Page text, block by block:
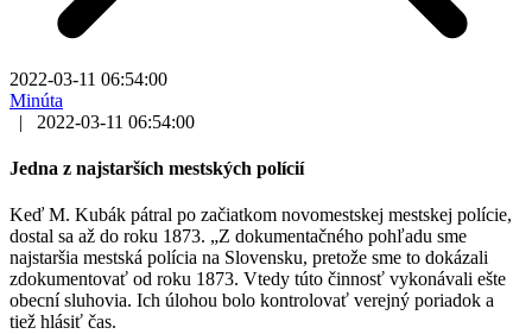
2022-03-11 06:54:00
Minúta
|
2022-03-11 06:54:00
Jedna z najstarších mestských polícií
Keď M. Kubák pátral po začiatkom novomestskej mestskej polície,
dostal sa až do roku 1873. „Z dokumentačného pohľadu sme
najstaršia mestská polícia na Slovensku, pretože sme to dokázali
zdokumentovať od roku 1873. Vtedy túto činnosť vykonávali ešte
obecní sluhovia. Ich úlohou bolo kontrolovať verejný poriadok a
tiež hlásiť čas.